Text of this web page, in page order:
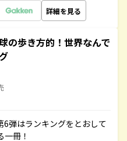
詳細を見る
歩き方的！世界なんで
6弾はランキングをとおして
一冊！